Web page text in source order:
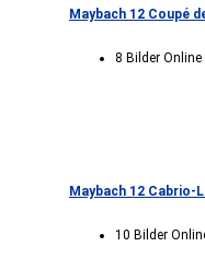
Maybach 12 Coupé
8 Bilder Online
Maybach 12 Cabrio-
10 Bilder